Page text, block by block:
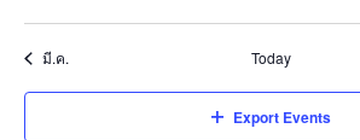
มี.ค. Today
Export Events